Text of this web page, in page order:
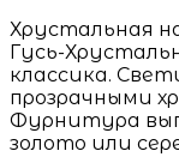
Хрустальная
Гусь-
классика.
прозрачными
Фурнитура
золото или